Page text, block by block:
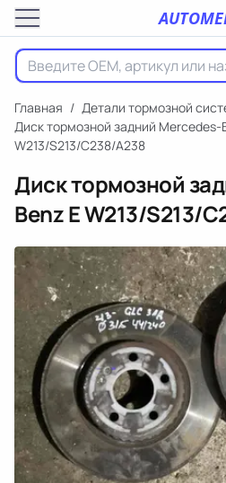
Главная / Детали тормозной
Диск тормозной задний Mercedes-
W213/S213/C238/A238
Диск тормозной
Benz E W213/S213/